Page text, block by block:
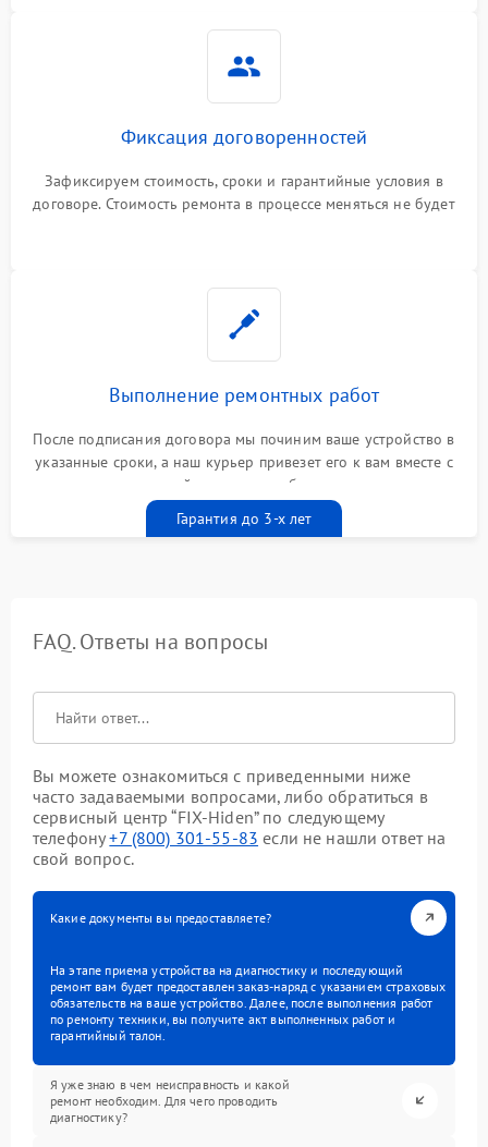
Фиксация договоренностей
Зафиксируем стоимость, сроки и гарантийные условия в
договоре. Стоимость ремонта в процессе меняться не будет
Выполнение ремонтных работ
После подписания договора мы починим ваше устройство в
указанные сроки, а наш курьер привезет его к вам вместе с
гарантийным талоном бесплатно
Гарантия до 3-х лет
FAQ. Ответы на вопросы
Вы можете ознакомиться с приведенными ниже
часто задаваемыми вопросами, либо обратиться в
сервисный центр “FIX-Hiden” по следующему
телефону+7 (800) 301-55-83 если не нашли ответ на
свой вопрос.
Какие документы вы предоставляете?
На этапе приема устройства на диагностику и последующий
ремонт вам будет предоставлен заказ-наряд с указанием страховых
обязательств на ваше устройство. Далее, после выполнения работ
по ремонту техники, вы получите акт выполненных работ и
гарантийный талон.
Я уже знаю в чем неисправность и какой
ремонт необходим. Для чего проводить
диагностику?